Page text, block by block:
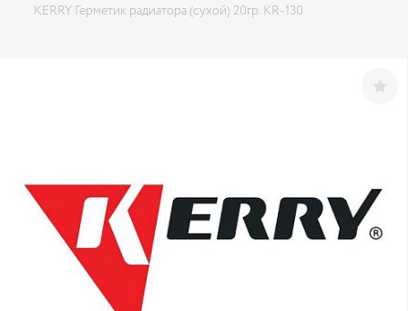
KERRY Герметик радиатора (сухой) 20гр. KR-130